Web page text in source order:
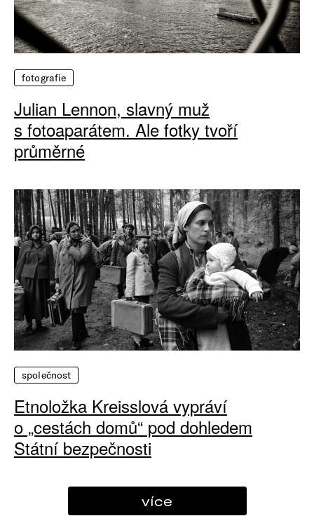
fotografie
Julian Lennon, slavný muž
s fotoaparátem. Ale fotky tvoří
průměrné
společnost
Etnoložka Kreisslová vypráví
o „cestách domů“ pod dohledem
Státní bezpečnosti
více